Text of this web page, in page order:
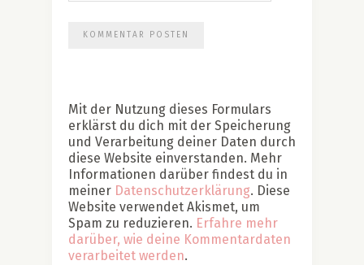
Mit der Nutzung dieses Formulars
erklärst du dich mit der Speicherung
und Verarbeitung deiner Daten durch
diese Website einverstanden. Mehr
Informationen darüber findest du in
meiner Datenschutzerklärung. Diese
Website verwendet Akismet, um
Spam zu reduzieren. Erfahre mehr
darüber, wie deine Kommentardaten
verarbeitet werden.